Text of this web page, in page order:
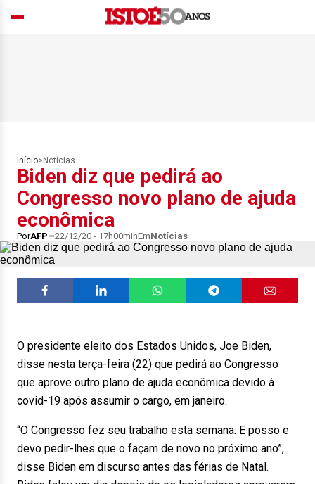
Início> Notícias
Biden diz que pedirá ao
Congresso novo plano de ajuda
econômica
PorAFP 22/12/20 - 17h00minEmNotícias
O presidente eleito dos Estados Unidos, Joe Biden,
disse nesta terça-feira (22) que pedirá ao Congresso
que aprove outro plano de ajuda econômica devido à
covid-19 após assumir o cargo, em janeiro.
“O Congresso fez seu trabalho esta semana. E posso e
devo pedir-lhes que o façam de novo no próximo ano”,
disse Biden em discurso antes das férias de Natal.